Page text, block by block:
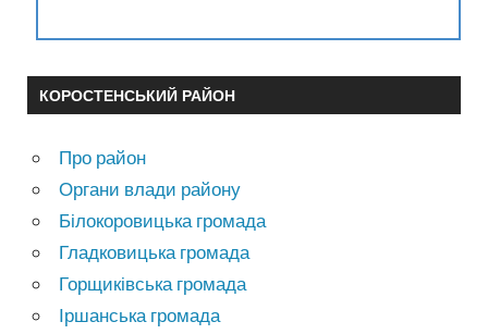
КОРОСТЕНСЬКИЙ РАЙОН
Про район
Органи влади району
Білокоровицька громада
Гладковицька громада
Горщиківська громада
Іршанська громада